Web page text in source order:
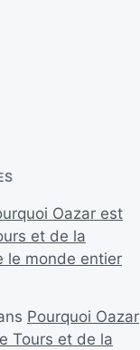
Oazar est
et de la
le monde entier
Pourquoi Oazar
Tours et de la